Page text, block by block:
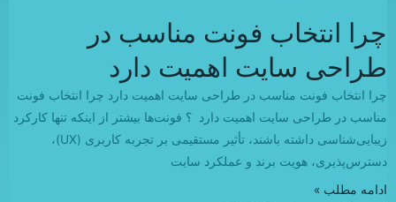
چرا انتخاب فونت مناسب در
طراحی سایت اهمیت دارد
چرا انتخاب فونت مناسب در طراحی سایت اهمیت دارد چرا انتخاب فونت
مناسب در طراحی سایت اهمیت دارد ؟ فونت‌ها بیشتر از اینکه تنها کارکرد
زیبایی‌شناسی داشته باشند، تأثیر مستقیمی بر تجربه کاربری (UX)،
دسترس‌پذیری، هویت برند و عملکرد سایت
ادامه مطلب »